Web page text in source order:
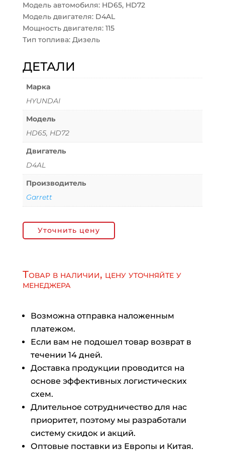
Модель автомобиля: HD65, HD72
Модель двигателя: D4AL
Мощность двигателя: 115
Тип топлива: Дизель
ДЕТАЛИ
Марка
HYUNDAI
Модель
HD65, HD72
Двигатель
D4AL
Производитель
Garrett
Уточнить цену
Товар в наличии, цену уточняйте у
менеджера
Возможна отправка наложенным
платежом.
Если вам не подошел товар возврат в
течении 14 дней.
Доставка продукции проводится на
основе эффективных логистических
схем.
Длительное сотрудничество для нас
приоритет, поэтому мы разработали
систему скидок и акций.
Оптовые поставки из Европы и Китая.